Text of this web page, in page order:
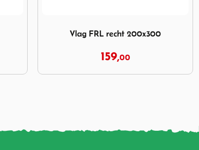
Vlag NL recht 30x45
5,95